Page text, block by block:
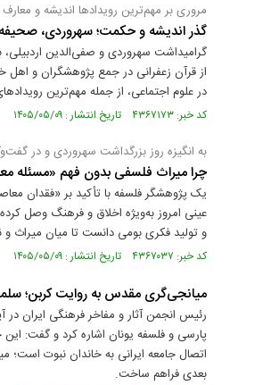
مروری بر مهم‌ترین رویدادها اندیشه و معارف
گذر اندیشه و حکمت؛ سهروردی،
گرامیداشت سهروردی و صفی‌الدین
از قرآن زعفرانی در جمع پژوهشگران و اهل
در علوم اجتماعی، از جمله مهم‌ترین
کد خبر: ۴۳۶۷۱۷۳ تاریخ انتشار : ۱۴۰۵/۰۵/۰۹
به انگیزه روز بزرگداشت سهروردی و در
چرا میراث فلسفی بدون فهم «مسئله
یک پژوهشگر فلسفه با تأکید بر «فقدان
عینی امروز به‌ویژه اخلاق و فرهنگ وصل
و تولید فکری بومی دانست تا میان میراث و
کد خبر: ۴۳۶۷۰۳۷ تاریخ انتشار : ۱۴۰۵/۰۵/۰۹
میانجی‌گری مقدس به روایت کربن؛
رئیس انجمن آثار و مفاخر فرهنگی ایران
پارسی و فلسفه یونان اشاره کرد و گفت:
اتصال جامعه ایرانی به خاندان نبوت
بعدی فراهم ساخت.